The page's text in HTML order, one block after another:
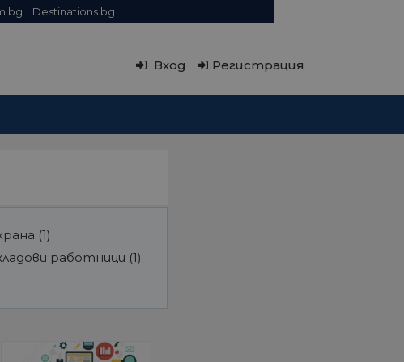
Destinations.bg
Вход Регистрация
(1)
работници (1)